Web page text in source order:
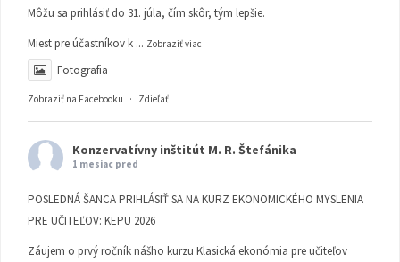
Môžu sa prihlásiť do 31. júla, čím skôr, tým lepšie.
Miest pre účastníkov k ... Zobraziť viac
Fotografia
Zobraziť na Facebooku · Zdieľať
Konzervatívny inštitút M. R. Štefánika
1 mesiac pred
POSLEDNÁ ŠANCA PRIHLÁSIŤ SA NA KURZ EKONOMICKÉHO MYSLENIA
PRE UČITEĽOV: KEPU 2026
Záujem o prvý ročník nášho kurzu Klasická ekonómia pre učiteľov